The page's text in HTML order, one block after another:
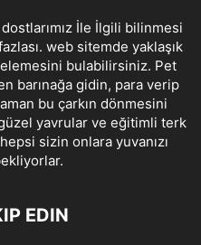
İle İlgili bilinmesi
web sitemde yaklaşık
bulabilirsiniz. Pet
barınağa gidin, para verip
bu çarkın dönmesini
yavrular ve eğitimli terk
sizin onlara yuvanızı
EDIN